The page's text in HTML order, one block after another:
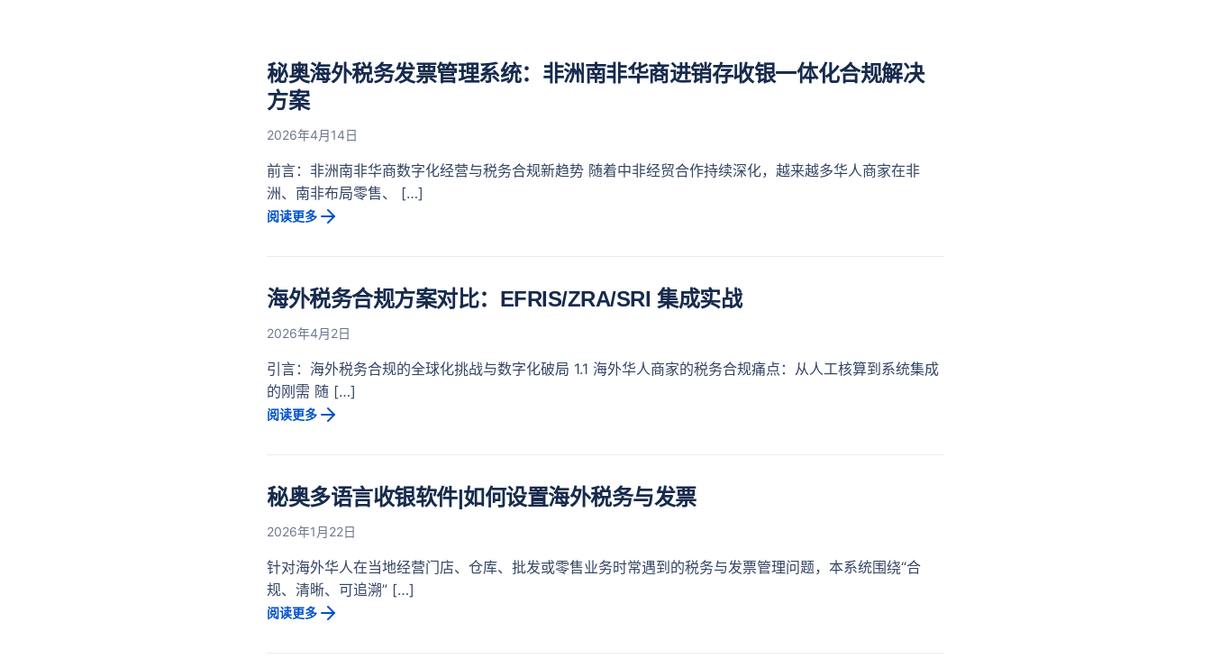
秘奥海外税务发票管理系统：非洲南非华商进销存收银一体化合规解决
方案
2026年4月14日
前言：非洲南非华商数字化经营与税务合规新趋势 随着中非经贸合作持续深化，越来越多华人商家在非
洲、南非布局零售、 […]
阅读更多
海外税务合规方案对比：EFRIS/ZRA/SRI 集成实战
2026年4月2日
引言：海外税务合规的全球化挑战与数字化破局 1.1 海外华人商家的税务合规痛点：从人工核算到系统集成
的刚需 随 […]
阅读更多
秘奥多语言收银软件|如何设置海外税务与发票
2026年1月22日
针对海外华人在当地经营门店、仓库、批发或零售业务时常遇到的税务与发票管理问题，本系统围绕“合
规、清晰、可追溯” […]
阅读更多